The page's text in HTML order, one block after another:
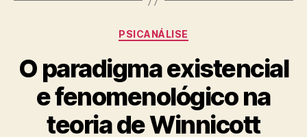
Categorias
PSICANÁLISE
O paradigma existencial
e fenomenológico na
teoria de Winnicott